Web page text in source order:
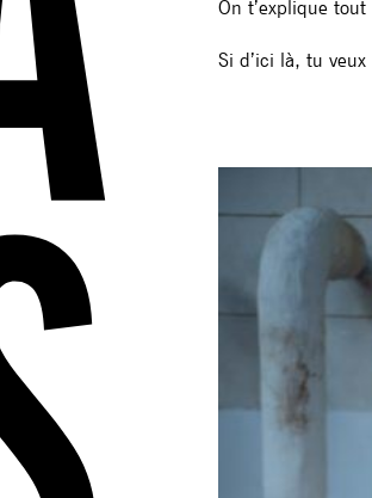
On t’explique
Si d’ici là, tu